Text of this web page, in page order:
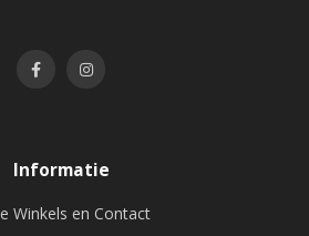
Informatie
Winkels en Contact